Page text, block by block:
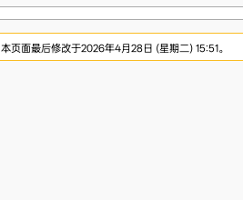
本页面最后修改于2026年4月28日 (星期二) 15:51。